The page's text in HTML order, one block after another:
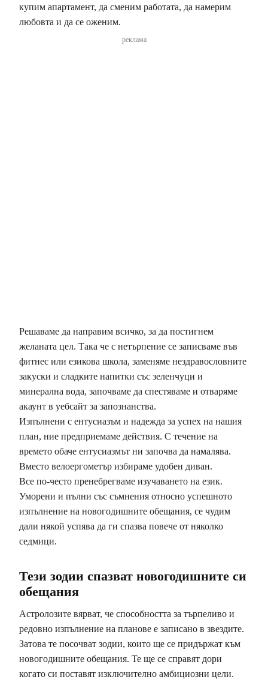
купим апартамент, да сменим работата, да намерим
любовта и да се оженим.
реклама
Решаваме да направим всичко, за да постигнем
желаната цел. Така че с нетърпение се записваме във
фитнес или езикова школа, заменяме нездравословните
закуски и сладките напитки със зеленчуци и
минерална вода, започваме да спестяваме и отваряме
акаунт в уебсайт за запознанства.
Изпълнени с ентусиазъм и надежда за успех на нашия
план, ние предприемаме действия. С течение на
времето обаче ентусиазмът ни започва да намалява.
Вместо велоергометър избираме удобен диван.
Все по-често пренебрегваме изучаването на език.
Уморени и пълни със съмнения относно успешното
изпълнение на новогодишните обещания, се чудим
дали някой успява да ги спазва повече от няколко
седмици.
Тези зодии спазват новогодишните си
обещания
Астролозите вярват, че способността за търпеливо и
редовно изпълнение на планове е записано в звездите.
Затова те посочват зодии, които ще се придържат към
новогодишните обещания. Те ще се справят дори
когато си поставят изключително амбициозни цели.